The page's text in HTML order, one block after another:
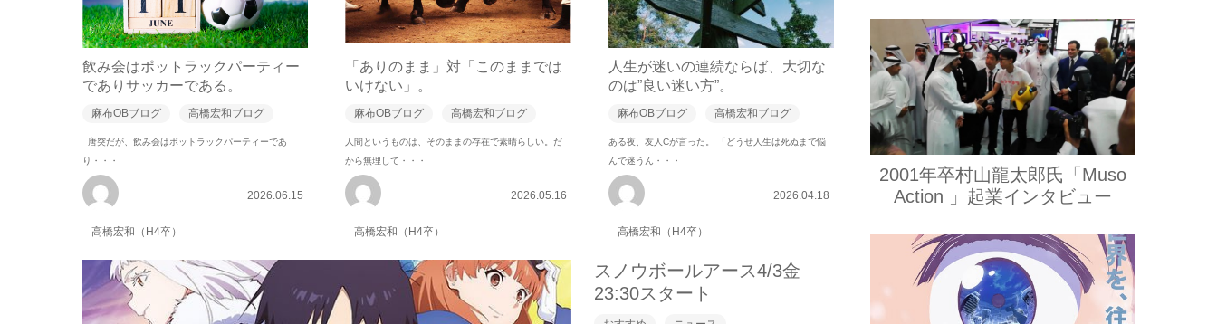
飲み会はポットラックパーティー
でありサッカーである。
麻布OBブログ 高橋宏和ブログ
唐突だが、飲み会はポットラックパーティーであ
り・・・
高橋宏和（H4卒）
2026.06.15
「ありのまま」対「このままでは
いけない」。
麻布OBブログ 高橋宏和ブログ
人間というものは、そのままの存在で素晴らしい。だ
から無理して・・・
高橋宏和（H4卒）
2026.05.16
人生が迷いの連続ならば、大切な
のは”良い迷い方”。
麻布OBブログ 高橋宏和ブログ
ある夜、友人Cが言った。 「どうせ人生は死ぬまで悩
んで迷うん・・・
高橋宏和（H4卒）
2026.04.18
スノウボールアース4/3金
23:30スタート
2001年卒村山龍太郎氏「Muso
Action 」起業インタビュー